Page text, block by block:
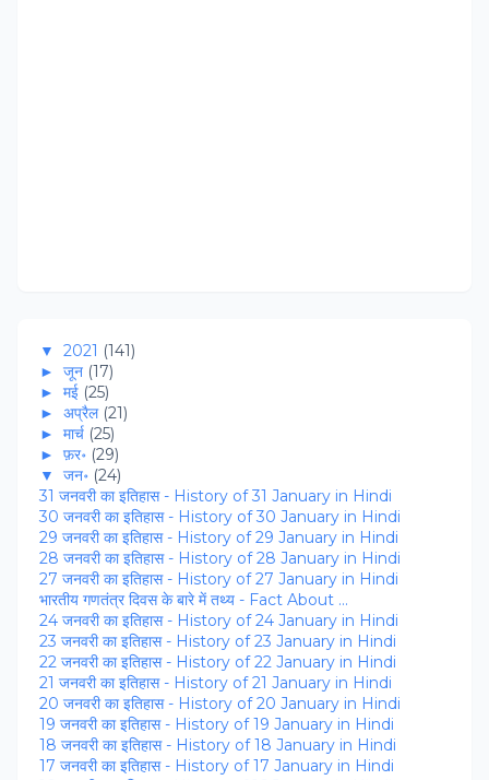
▼ 2021 (141)
► जून (17)
► मई (25)
► अप्रैल (21)
► मार्च (25)
► फ़र॰ (29)
▼
जन॰ (24)
31 जनवरी का इतिहास - History of 31 January in Hindi
30 जनवरी का इतिहास - History of 30 January in Hindi
29 जनवरी का इतिहास - History of 29 January in Hindi
28 जनवरी का इतिहास - History of 28 January in Hindi
27 जनवरी का इतिहास - History of 27 January in Hindi
भारतीय गणतंत्र दिवस के बारे में तथ्य - Fact About ...
24 जनवरी का इतिहास - History of 24 January in Hindi
23 जनवरी का इतिहास - History of 23 January in Hindi
22 जनवरी का इतिहास - History of 22 January in Hindi
21 जनवरी का इतिहास - History of 21 January in Hindi
20 जनवरी का इतिहास - History of 20 January in Hindi
19 जनवरी का इतिहास - History of 19 January in Hindi
18 जनवरी का इतिहास - History of 18 January in Hindi
17 जनवरी का इतिहास - History of 17 January in Hindi